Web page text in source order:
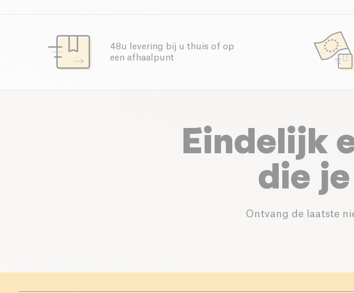
48u levering bij u thuis of op
een afhaalpunt
Eindelijk
die
Ontvang de laatste